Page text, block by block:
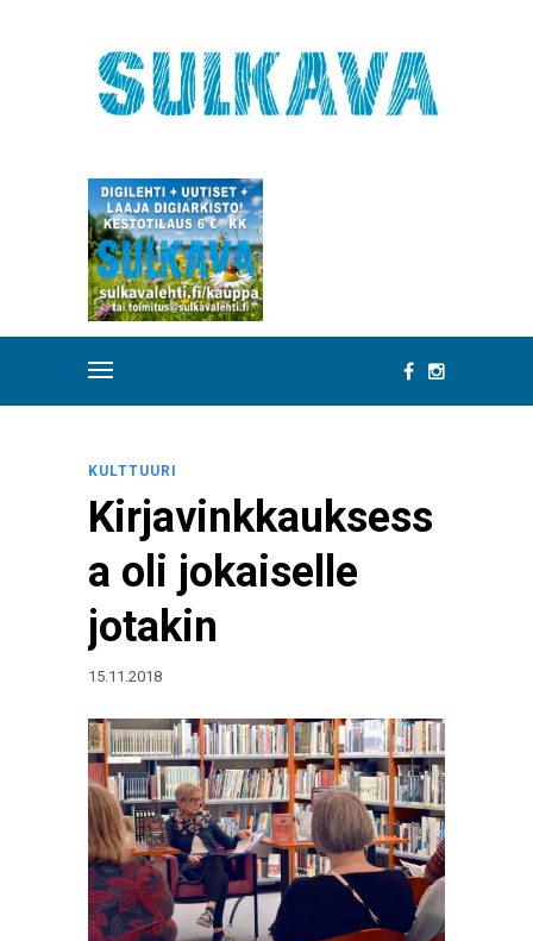
KULTTUURI
Kirjavinkkauksess
a oli jokaiselle
jotakin
15.11.2018